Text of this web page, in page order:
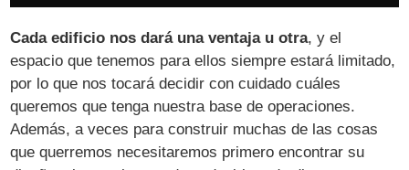
Cada edificio nos dará una ventaja u otra, y el
espacio que tenemos para ellos siempre estará limitado,
por lo que nos tocará decidir con cuidado cuáles
queremos que tenga nuestra base de operaciones.
Además, a veces para construir muchas de las cosas
que querremos necesitaremos primero encontrar su